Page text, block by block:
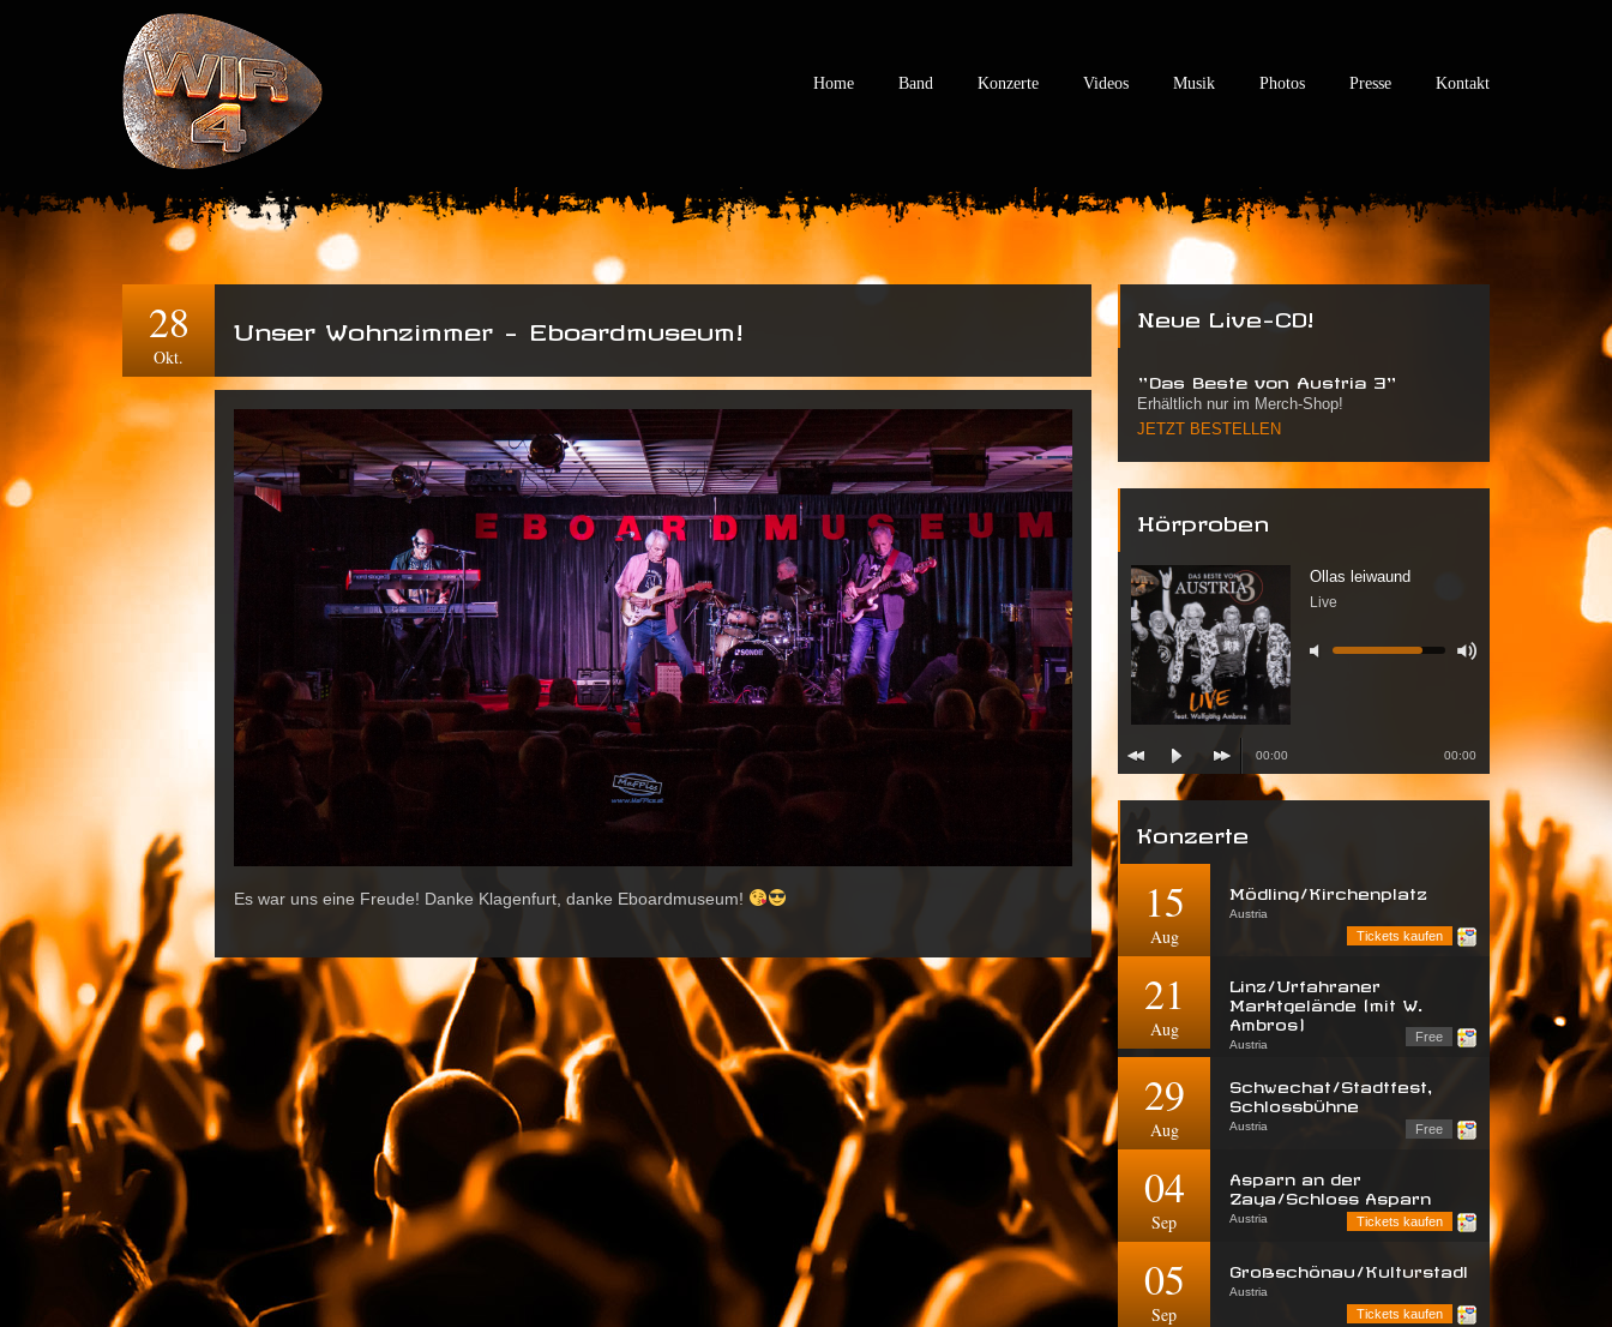
Home Band Konzerte Videos Musik Photos Presse Kontakt
28
Okt.
Unser Wohnzimmer – Eboardmuseum!
Es war uns eine Freude! Danke Klagenfurt, danke Eboardmuseum!
Neue Live-CD!
"Das Beste von Austria 3"
Erhältlich nur im Merch-Shop!
JETZT BESTELLEN
Hörproben
Ollas leiwaund
Live
00:00 00:00
Konzerte
15
Aug
Mödling/Kirchenplatz
Austria
Tickets kaufen
21
Aug
Linz/Urfahraner
Marktgelände (mit W.
Ambros)
Austria
Free
29
Aug
Schwechat/Stadtfest,
Schlossbühne
Austria
Free
04
Sep
Asparn an der
Zaya/Schloss Asparn
Austria
Tickets kaufen
05
Sep
Großschönau/Kulturstadl
Austria
Tickets kaufen